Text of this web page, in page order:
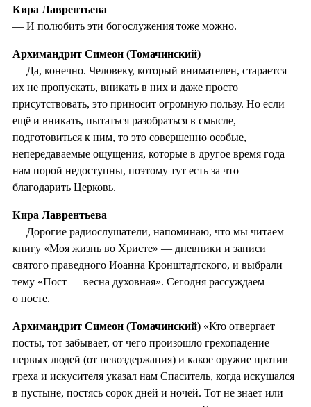
Кира Лаврентьева
— И полюбить эти богослужения тоже можно.
Архимандрит Симеон (Томачинский)
— Да, конечно. Человеку, который внимателен, старается
их не пропускать, вникать в них и даже просто
присутствовать, это приносит огромную пользу. Но если
ещё и вникать, пытаться разобраться в смысле,
подготовиться к ним, то это совершенно особые,
непередаваемые ощущения, которые в другое время года
нам порой недоступны, поэтому тут есть за что
благодарить Церковь.
Кира Лаврентьева
— Дорогие радиослушатели, напоминаю, что мы читаем
книгу «Моя жизнь во Христе» — дневники и записи
святого праведного Иоанна Кронштадтского, и выбрали
тему «Пост — весна духовная». Сегодня рассуждаем
о посте.
Архимандрит Симеон (Томачинский) «Кто отвергает
посты, тот забывает, от чего произошло грехопадение
первых людей (от невоздержания) и какое оружие против
греха и искусителя указал нам Спаситель, когда искушался
в пустыне, постясь сорок дней и ночей. Тот не знает или